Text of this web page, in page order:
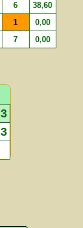
6 38,60
1 0,00
7 0,00
3
3